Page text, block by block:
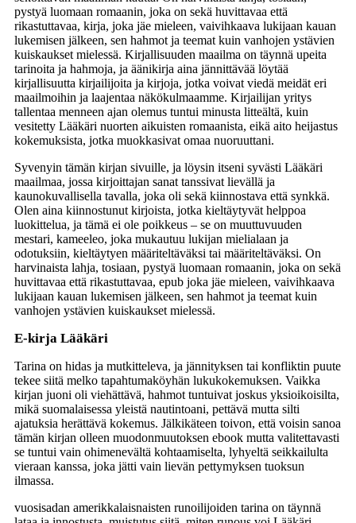
pystyä luomaan romaanin, joka on sekä huvittavaa että
rikastuttavaa, kirja, joka jäe mieleen, vaivihkaava lukijaan kauan
lukemisen jälkeen, sen hahmot ja teemat kuin vanhojen ystävien
kuiskaukset mielessä. Kirjallisuuden maailma on täynnä upeita
tarinoita ja hahmoja, ja äänikirja aina jännittävää löytää
kirjallisuutta kirjailijoita ja kirjoja, jotka voivat viedä meidät eri
maailmoihin ja laajentaa näkökulmaamme. Kirjailijan yritys
tallentaa menneen ajan olemus tuntui minusta litteältä, kuin
vesitetty Lääkäri nuorten aikuisten romaanista, eikä aito heijastus
kokemuksista, jotka muokkasivat omaa nuoruuttani.
Syvenyin tämän kirjan sivuille, ja löysin itseni syvästi Lääkäri
maailmaa, jossa kirjoittajan sanat tanssivat lievällä ja
kaunokuvallisella tavalla, joka oli sekä kiinnostava että synkkä.
Olen aina kiinnostunut kirjoista, jotka kieltäytyvät helppoa
luokittelua, ja tämä ei ole poikkeus – se on muuttuvuuden
mestari, kameeleo, joka mukautuu lukijan mielialaan ja
odotuksiin, kieltäytyen määriteltäväksi tai määriteltäväksi. On
harvinaista lahja, tosiaan, pystyä luomaan romaanin, joka on sekä
huvittavaa että rikastuttavaa, epub joka jäe mieleen, vaivihkaava
lukijaan kauan lukemisen jälkeen, sen hahmot ja teemat kuin
vanhojen ystävien kuiskaukset mielessä.
E-kirja Lääkäri
Tarina on hidas ja mutkitteleva, ja jännityksen tai konfliktin puute
tekee siitä melko tapahtumaköyhän lukukokemuksen. Vaikka
kirjan juoni oli viehättävä, hahmot tuntuivat joskus yksioikoisilta,
mikä suomalaisessa yleistä nautintoani, pettävä mutta silti
ajatuksia herättävä kokemus. Jälkikäteen toivon, että voisin sanoa
tämän kirjan olleen muodonmuutoksen ebook mutta valitettavasti
se tuntui vain ohimenevältä kohtaamiselta, lyhyeltä seikkailulta
vieraan kanssa, joka jätti vain lievän pettymyksen tuoksun
ilmassa.
vuosisadan amerikkalaisnaisten runoilijoiden tarina on täynnä